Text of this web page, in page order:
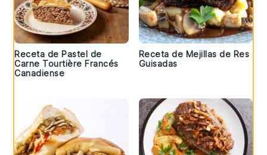
Receta de Pastel de
Carne Tourtière Francés
Canadiense
Receta de Mejillas de Res
Guisadas